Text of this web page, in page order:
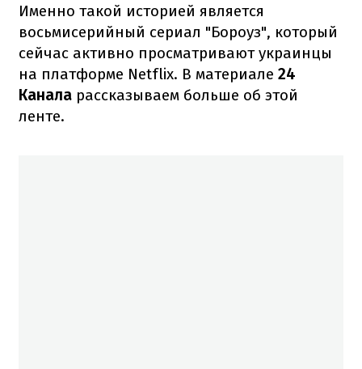
Именно такой историей является
восьмисерийный сериал "Бороуз", который
сейчас активно просматривают украинцы
на платформе Netflix. В материале 24
Канала рассказываем больше об этой
ленте.